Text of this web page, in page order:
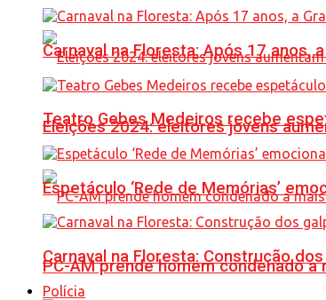
Eleições 2024: eleitores jovens
PC-AM prende homem condenado
Carnaval na Floresta: Após 17 anos,
Teatro Gebes Medeiros recebe
Espetáculo ‘Rede de Memórias’
Carnaval na Floresta: Construção
Polícia